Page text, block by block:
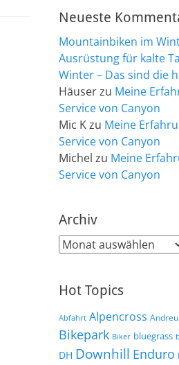
Neueste
Mountainbiken im
Ausrüstung für kalte
Winter – Das sind die
Häuserzu Meine
Service von Canyon
Mic Kzu Meine
Service von Canyon
Michel zu Meine
Service von Canyon
Archiv
Archiv
Hot Topics
Abfahrt Alpencross
Bikepark Biker bluegrass
DH Downhill Enduro